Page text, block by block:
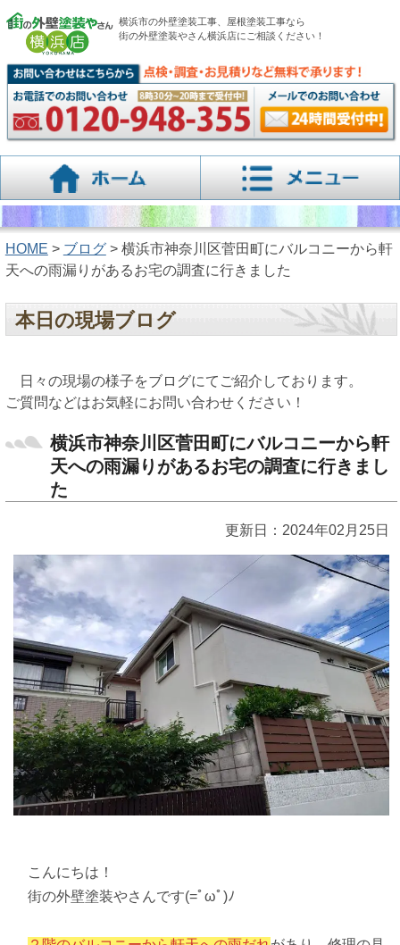
横浜市の外壁塗装工事、屋根塗装工事なら
街の外壁塗装やさん横浜店にご相談ください！
HOME > ブログ> 横浜市神奈川区菅田町にバルコニーから軒
天への雨漏りがあるお宅の調査に行きました
本日の現場ブログ
日々の現場の様子をブログにてご紹介しております。
ご質問などはお気軽にお問い合わせください！
横浜市神奈川区菅田町にバルコニーから軒
天への雨漏りがあるお宅の調査に行きまし
た
更新日：2024年02月25日
こんにちは！
街の外壁塗装やさんです(=ﾟωﾟ)ﾉ